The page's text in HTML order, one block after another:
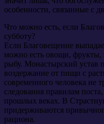
особенности, связанные с
Что можно есть, если
субботу?
Если Благовещение
можно есть овощи, фрукты,
рыбу. Монастырский устав
воздержание от пищи с
современного человека не
следования правилам
прошлых веках. В
придерживаются
рациона.